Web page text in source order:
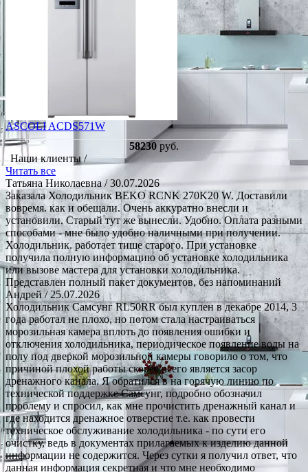
ASCOLI ACDS571W
58230 руб.
Наши клиенты /
Читать все
Татьяна Николаевна/ 30.07.2026
Заказала Холодильник BEKO RCNK 270K20 W. Доставили
вовремя. как и обещали. Очень аккуратно внесли и
установили. Старый тут же вынесли. Удобно. Оплата разными
способами - мне было удобно наличными при получении.
Холодильник. работает тише старого. При установке
получила полную информацию об установке холодильника
или вызове мастера для установки холодильника.
Представлен полный пакет документов, без напоминаний
Андрей/ 25.07.2026
Холодильник Самсунг RL50RR был куплен в декабре 2014, 3
года работал не плохо, но потом стала настраиваться
морозильная камера вплоть до появления ошибки и
отключения холодильника, периодическое появление воды на
полу под дверкой морозильной камеры говорило о том, что
причиной плохой работы скорее всего является засор
дренажного канала. Я обратился в на горячую линию по
технической поддержке Самсунг, подробно обозначил
проблему и спросил, как мне прочистить дренажный канал и
где находится дренажное отверстие т.е. как провести
техническое обслуживание холодильника - по сути его
очистку, ведь в документах прилагаемых к изделию данной
информации не содержится. Через сутки я получил ответ, что
данная информация секретная и что мне необходимо